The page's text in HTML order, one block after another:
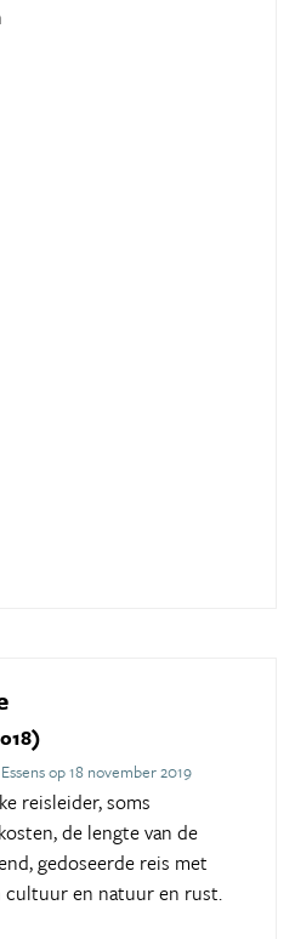
op 18 november 2019
reisleider, soms
de lengte van de
gedoseerde reis met
cultuur en natuur en rust.